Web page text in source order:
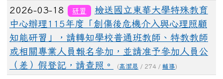
2026-03-18 研習
檢送國立東華大學特殊教育
中心辦理115年度「創傷後危機介入與心理照顧
知能研習」，請轉知學校普通班教師、特教教師
或相關專業人員報名參加，並請准予參加人員公
（差）假登記，請查照。
(高潔恩 / 274 / 輔導)